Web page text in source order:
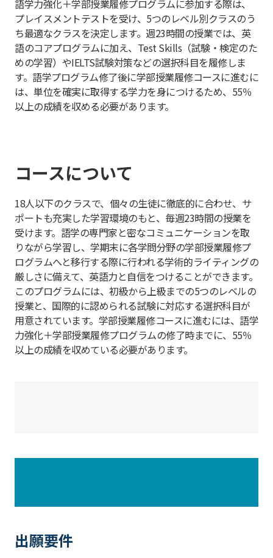
語学力強化＋学部授業履修プログラムに参加する際は、
プレイスメントテストを受け、5つのレベル別クラスのう
ち最適なクラスを決定します。週23時間の授業では、英
語のコアプログラムに加え、Test Skills（試験・検定のた
めの学習）やIELTS試験対策などの選択科目を履修しま
す。語学プログラム修了後に学部授業履修コースに進むに
は、単位を確実に取得する学力を身につけるため、55％
以上の成績を収める必要があります。
コースについて
18人以下のクラスで、個々の生徒に徹底的に合わせ、サ
ポートも充実した学習環境のもと、毎週23時間の授業を
受けます。語学の専門家と密なコミュニケーションを取
りながら学習し、学期末に各学問分野の学部授業履修プ
ログラムへと移行する際に行われる学術的ライティングの
厳しさに備えて、英語力と自信をつけることができます。
このプログラムには、初級から上級までの5つのレベルの
授業と、国際的に認められる試験に対応する選択科目が
用意されています。学部授業履修コースに進むには、語学
力強化＋学部授業履修プログラムの修了時までに、55％
以上の成績を収めている必要があります。
出願要件